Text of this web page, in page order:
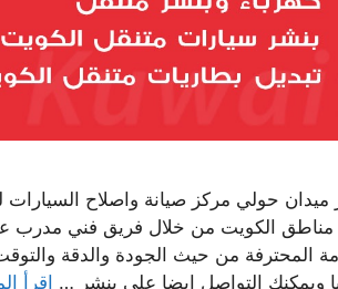
ميدان حولي مركز صيانة واصلاح السيارات
مناطق الكويت من خلال فريق فني مدرب
المحترفة من حيث الجودة والدقة
ويمكنك التواصل ايضا على بنشر …
اقرأ